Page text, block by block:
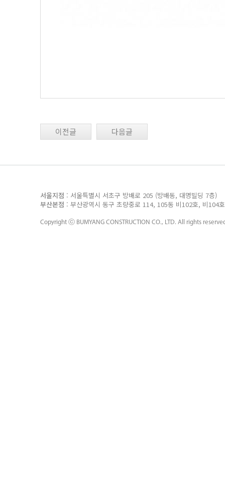
이전글 다음글
서울지점 : 서울특별시 서초구 방배로 205 (방배동, 대명빌딩 7
부산본점 : 부산광역시 동구 초량중로 114, 105동 비102호, 비104
Copyright ⓒ BUMYANG CONSTRUCTION CO., LTD. All rights